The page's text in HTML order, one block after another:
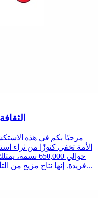
مرحبًا بكم في هذه
الأمة تخفي كنوزًا من ثراء
حوالي
فريدة. إنها نتاج مزيج من التأثيرات القادمة من اليونان، وروما، وب...